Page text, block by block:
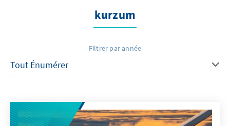
kurzum
Filtrer par année